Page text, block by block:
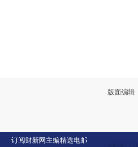
版面编辑
订阅财新网主编精选电邮